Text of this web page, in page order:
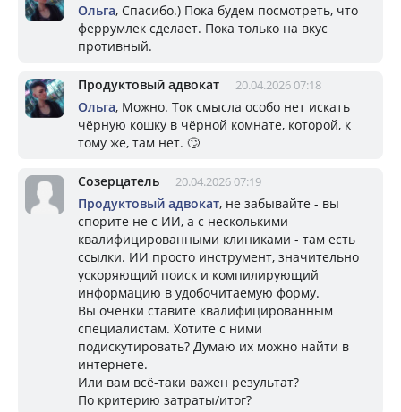
Ольга, Спасибо.) Пока будем посмотреть, что
феррумлек сделает. Пока только на вкус
противный.
Продуктовый адвокат 20.04.2026 07:18
Ольга, Можно. Ток смысла особо нет искать
чёрную кошку в чёрной комнате, которой, к
тому же, там нет. 🙄
Созерцатель 20.04.2026 07:19
Продуктовый адвокат, не забывайте - вы
спорите не с ИИ, а с несколькими
квалифицированными клиниками - там есть
ссылки. ИИ просто инструмент, значительно
ускоряющий поиск и компилирующий
информацию в удобочитаемую форму.
Вы оченки ставите квалифицированным
специалистам. Хотите с ними
подискутировать? Думаю их можно найти в
интернете.
Или вам всё-таки важен результат?
По критерию затраты/итог?